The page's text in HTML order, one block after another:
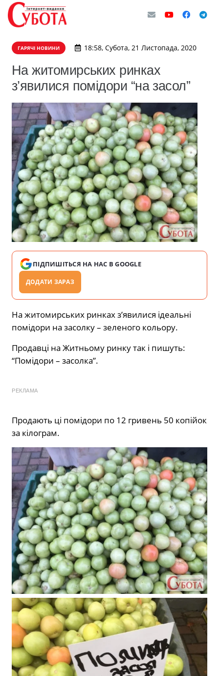
ГАРЯЧІ НОВИНИ 18:58, Субота, 21 Листопада, 2020
На житомирських ринках
з’явилися помідори “на засол”
ПІДПИШІТЬСЯ НА НАС В GOOGLE
ДОДАТИ ЗАРАЗ
На житомирських ринках з’явилися ідеальні
помідори на засолку – зеленого кольору.
Продавці на Житньому ринку так і пишуть:
“Помідори – засолка”.
РЕКЛАМА
Продають ці помідори по 12 гривень 50 копійок
за кілограм.